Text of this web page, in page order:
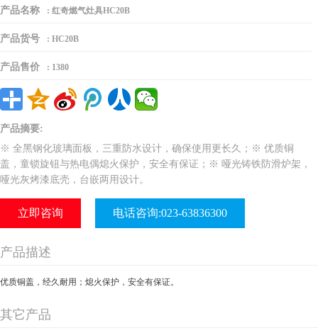
产品名称 : 红奇燃气灶具HC20B
产品货号 : HC20B
产品售价 : 1380
产品摘要:
※ 全黑钢化玻璃面板，三重防水设计，确保使用更长久；※ 优质铜
盖，童锁旋钮与热电偶熄火保护，安全有保证；※ 哑光铸铁防滑炉架，
哑光灰烤漆底壳，台嵌两用设计。
立即咨询 电话咨询:023-63836300
产品描述
优质铜盖，经久耐用；熄火保护，安全有保证。
其它产品